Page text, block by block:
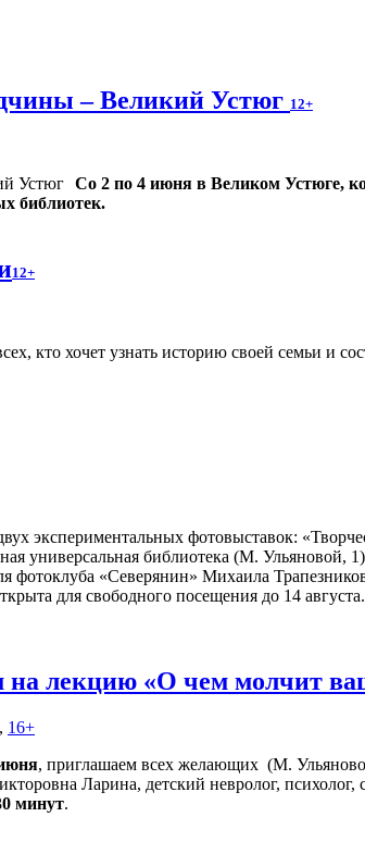
– Великий Устюг 12+
Со 2 по 4 июня в Великом Устюге,
библиотек.
12+
кто хочет узнать историю своей семьи и
экспериментальных фотовыставок:
универсальная библиотека (М. Ульяновой, 1)
фотоклуба «Северянин» Михаила
для свободного посещения до 14 августа.
лекцию «О чем молчит
, 16+
, приглашаем всех желающих (М.
Ларина, детский невролог, психолог,
минут.